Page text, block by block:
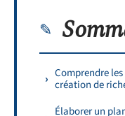
Comprendre
création de
Élaborer un